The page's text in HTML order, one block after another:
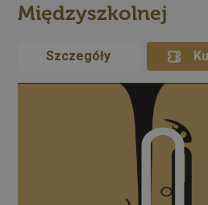
Międzyszkolnej
Szczegóły